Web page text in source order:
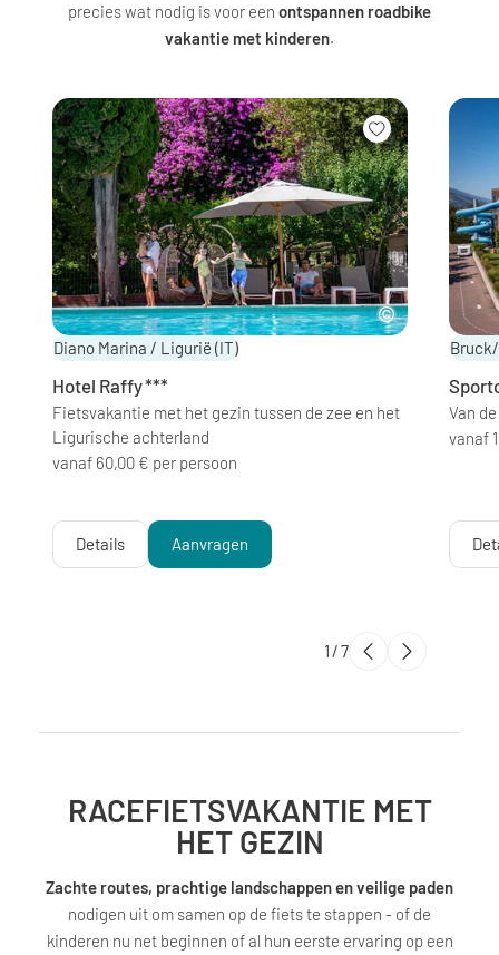
precies wat nodig is voor een ontspannen roadbike
vakantie met kinderen.
Diano Marina / Ligurië (IT)
Hotel Raffy***
Fietsvakantie met het gezin tussen de zee en het
Ligurische achterland
vanaf 60,00 € per persoon
Details Aanvragen
Van
vanaf
1 /7
RACEFIETSVAKANTIE MET
HET GEZIN
Zachte routes, prachtige landschappen en veilige paden
nodigen uit om samen op de fiets te stappen - of de
kinderen nu net beginnen of al hun eerste ervaring op een